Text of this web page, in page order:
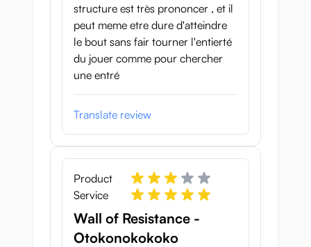
structure est très prononcer , et il
peut meme etre dure d'atteindre
le bout sans fair tourner l'entierté
du jouer comme pour chercher
une entré
Translate review
Product
Service
Wall of Resistance -
Otokonokokoko